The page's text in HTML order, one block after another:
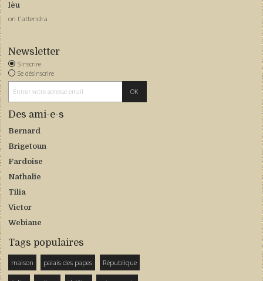
lèu
on t'attendra
Newsletter
S'inscrire
Se désinscrire
Des ami-e-s
Bernard
Brigetoun
Fardoise
Nathalie
Tilia
Victor
Webiane
Tags populaires
maison palais des papes République